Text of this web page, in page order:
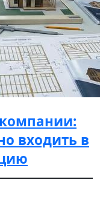
входить в